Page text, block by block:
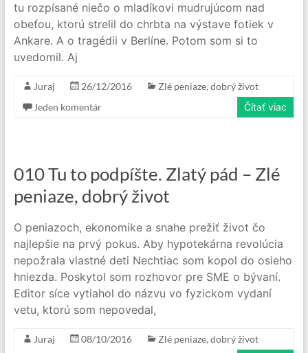
tu rozpísané niečo o mladíkovi mudrujúcom nad
obeťou, ktorú strelil do chrbta na výstave fotiek v
Ankare. A o tragédii v Berlíne. Potom som si to
uvedomil. Aj
Juraj 26/12/2016
Zlé peniaze, dobrý život
Jeden komentár
Čítať viac
010 Tu to podpíšte. Zlatý pád – Zlé
peniaze, dobrý život
O peniazoch, ekonomike a snahe prežiť život čo
najlepšie na prvý pokus. Aby hypotekárna revolúcia
nepožrala vlastné deti Nechtiac som kopol do osieho
hniezda. Poskytol som rozhovor pre SME o bývaní.
Editor síce vytiahol do názvu vo fyzickom vydaní
vetu, ktorú som nepovedal,
Juraj 08/10/2016
Zlé peniaze, dobrý život